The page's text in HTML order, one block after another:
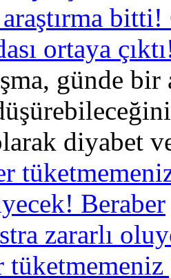
ortaya
günde
diyabet